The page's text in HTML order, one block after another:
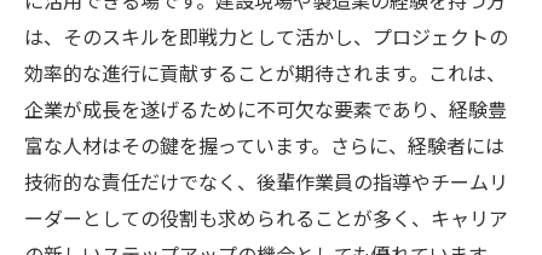
は、そのスキルを即戦力として活かし、プロジェクトの
効率的な進行に貢献することが期待されます。これは、
企業が成長を遂げるために不可欠な要素であり、経験豊
富な人材はその鍵を握っています。さらに、経験者には
技術的な責任だけでなく、後輩作業員の指導やチームリ
ーダーとしての役割も求められることが多く、キャリア